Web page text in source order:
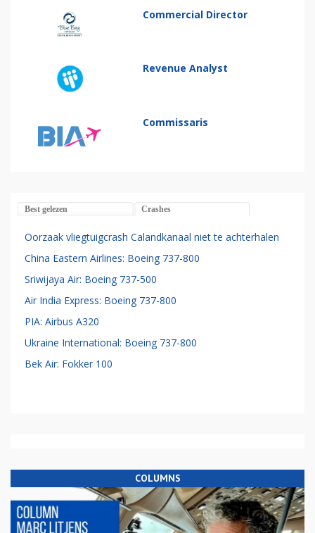
Commercial Director
Revenue Analyst
Commissaris
Best gelezen Crashes
Oorzaak vliegtuigcrash Calandkanaal niet te achterhalen
China Eastern Airlines: Boeing 737-800
Sriwijaya Air: Boeing 737-500
Air India Express: Boeing 737-800
PIA: Airbus A320
Ukraine International: Boeing 737-800
Bek Air: Fokker 100
COLUMNS